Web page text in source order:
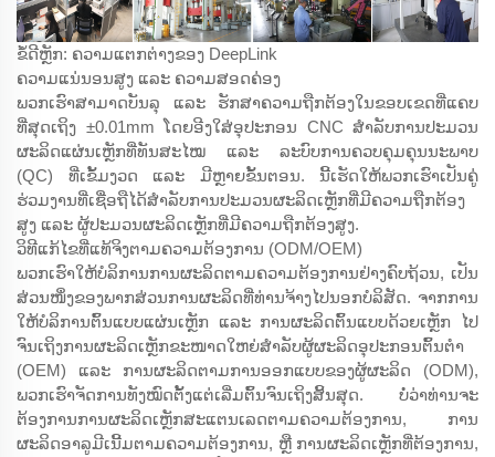
ຂໍ້ດີຫຼັກ: ຄວາມແຕກຕ່າງຂອງ DeepLink
ຄວາມແນ່ນອນສູງ ແລະ ຄວາມສອດຄ່ອງ
ພວກເຮົາສາມາດບັນລຸ ແລະ ຮັກສາຄວາມຖືກຕ້ອງໃນຂອບເຂດທີ່ແຄບ
ທີ່ສຸດເຖິງ ±0.01mm ໂດຍອີງໃສ່ອຸປະກອນ CNC ສຳລັບການປະມວນ
ຜະລິດແຜ່ນເຫຼັກທີ່ທັນສະໄໝ ແລະ ລະບົບການຄວບຄຸມຄຸນນະພາບ
(QC) ທີ່ເຂັ້ມງວດ ແລະ ມີຫຼາຍຂັ້ນຕອນ. ນີ້ເຮັດໃຫ້ພວກເຮົາເປັນຄູ່
ຮ່ວມງານທີ່ເຊື່ອຖືໄດ້ສຳລັບການປະມວນຜະລິດເຫຼັກທີ່ມີຄວາມຖືກຕ້ອງ
ສູງ ແລະ ຜູ້ປະມວນຜະລິດເຫຼັກທີ່ມີຄວາມຖືກຕ້ອງສູງ.
ວິທີແກ້ໄຂທີ່ແທ້ຈິງຕາມຄວາມຕ້ອງການ (ODM/OEM)
ພວກເຮົາໃຫ້ບໍລິການການຜະລິດຕາມຄວາມຕ້ອງການຢ່າງຄົບຖ້ວນ, ເປັນ
ສ່ວນໜຶ່ງຂອງພາກສ່ວນການຜະລິດທີ່ທ່ານຈ້າງໄປນອກບໍລິສັດ. ຈາກການ
ໃຫ້ບໍລິການຕົ້ນແບບແຜ່ນເຫຼັກ ແລະ ການຜະລິດຕົ້ນແບບດ້ວຍເຫຼັກ ໄປ
ຈົນເຖິງການຜະລິດເຫຼັກຂະໜາດໃຫຍ່ສຳລັບຜູ້ຜະລິດອຸປະກອນຕົ້ນຕຳ
(OEM) ແລະ ການຜະລິດຕາມການອອກແບບຂອງຜູ້ຜະລິດ (ODM),
ພວກເຮົາຈັດການທັງໝົດຕັ້ງແຕ່ເລີ່ມຕົ້ນຈົນເຖິງສິ້ນສຸດ. ບໍ່ວ່າທ່ານຈະ
ຕ້ອງການການຜະລິດເຫຼັກສະແຕນເລດຕາມຄວາມຕ້ອງການ, ການ
ຜະລິດອາລູມີເນີ້ມຕາມຄວາມຕ້ອງການ, ຫຼື ການຜະລິດເຫຼັກທີ່ຕ້ອງການ,